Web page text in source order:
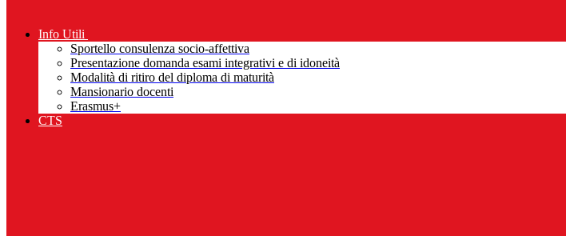
Info Utili
Sportello consulenza socio-affettiva
Presentazione domanda esami integrativi e di idoneità
Modalità di ritiro del diploma di maturità
Mansionario docenti
Erasmus+
CTS